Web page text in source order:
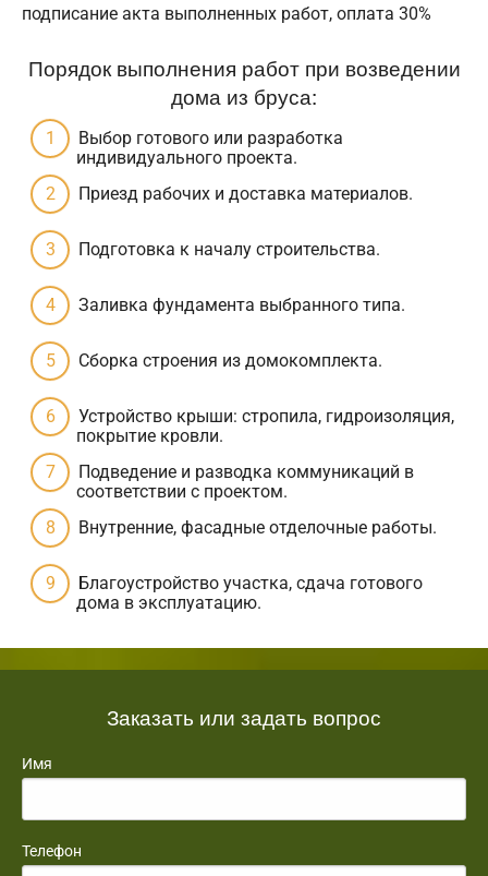
подписание акта выполненных работ, оплата 30%
Порядок выполнения работ при возведении
дома из бруса:
Выбор готового или разработка
индивидуального проекта.
Приезд рабочих и доставка материалов.
Подготовка к началу строительства.
Заливка фундамента выбранного типа.
Сборка строения из домокомплекта.
Устройство крыши: стропила, гидроизоляция,
покрытие кровли.
Подведение и разводка коммуникаций в
соответствии с проектом.
Внутренние, фасадные отделочные работы.
Благоустройство участка, сдача готового
дома в эксплуатацию.
Заказать или задать вопрос
Имя
Телефон